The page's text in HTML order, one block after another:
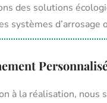
des solutions
systèmes d’arrosage
à la réalisation, nous